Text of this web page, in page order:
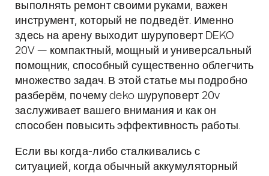
выполнять ремонт своими руками, важен
инструмент, который не подведёт. Именно
здесь на арену выходит шуруповерт DEKO
20V — компактный, мощный и универсальный
помощник, способный существенно облегчить
множество задач. В этой статье мы подробно
разберём, почему deko шуруповерт 20v
заслуживает вашего внимания и как он
способен повысить эффективность работы.
Если вы когда-либо сталкивались с
ситуацией, когда обычный аккумуляторный